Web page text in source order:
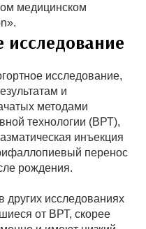
медицинском
исследование
исследование,
и
методами
технологии (ВРТ),
инъекция
перенос
рождения.
других исследованиях
от ВРТ, скорее